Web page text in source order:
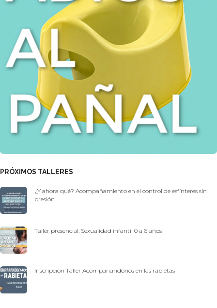
PRÓXIMOS TALLERES
¿Y ahora qué? Acompañamiento en el control de esfínteres sin
presión
Taller presencial: Sexualidad infantil 0 a 6 años
Inscripción Taller Acompañandonos en las rabietas